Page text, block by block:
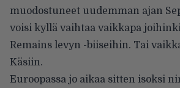
muodostuneet uudemman ajan
voisi kyllä vaihtaa vaikkapa
Remains levyn -biiseihin. Tai
Käsiin.
Euroopassa jo aikaa sitten isoksi